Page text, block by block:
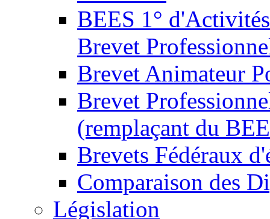
BEES 1°
Brevet
Brevet Animateur
Brevet
(remplaçant du
Brevets Fédéraux
Comparaison des
Législation